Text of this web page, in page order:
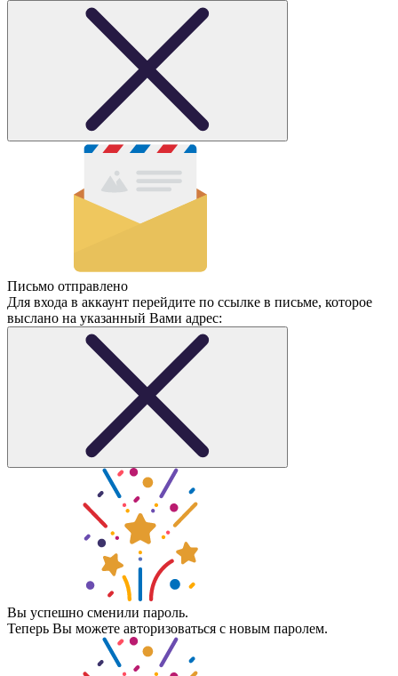
Письмо отправлено
Для входа в аккаунт перейдите по ссылке в письме, которое
выслано на указанный Вами адрес:
Вы успешно сменили пароль.
Теперь Вы можете авторизоваться с новым паролем.